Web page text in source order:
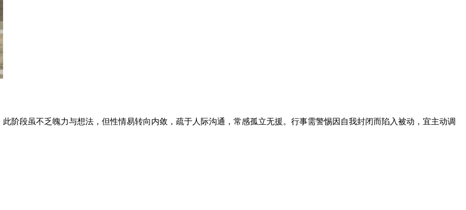
阶段虽不乏魄力与想法，但性情易转向内敛，疏于人际沟通，常感孤立无援。行事需警惕因自我封闭而陷入被动，宜主动调